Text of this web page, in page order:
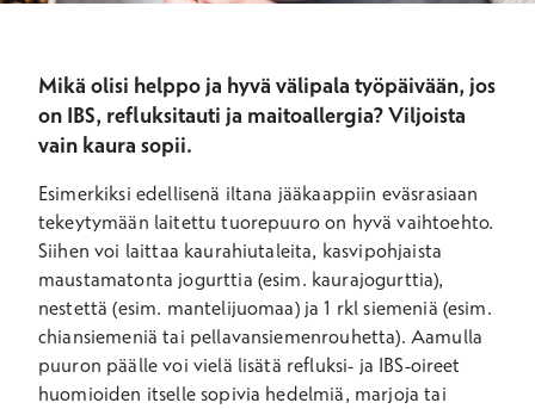
Mikä olisi helppo ja hyvä välipala työpäivään, jos
on IBS, refluksitauti ja maitoallergia? Viljoista
vain kaura sopii.
Esimerkiksi edellisenä iltana jääkaappiin eväsrasiaan
tekeytymään laitettu tuorepuuro on hyvä vaihtoehto.
Siihen voi laittaa kaurahiutaleita, kasvipohjaista
maustamatonta jogurttia (esim. kaurajogurttia),
nestettä (esim. mantelijuomaa) ja 1 rkl siemeniä (esim.
chiansiemeniä tai pellavansiemenrouhetta). Aamulla
puuron päälle voi vielä lisätä refluksi- ja IBS-oireet
huomioiden itselle sopivia hedelmiä, marjoja tai